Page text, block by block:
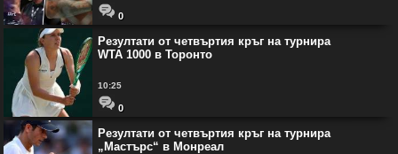
0
Резултати от четвъртия кръг на турнира
WTA 1000 в Торонто
10:25
0
Резултати от четвъртия кръг на турнира
„Мастърс“ в Монреал